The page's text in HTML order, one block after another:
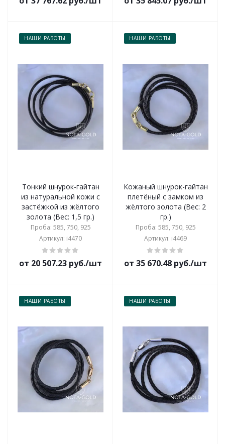
НАШИ РАБОТЫ
Тонкий шнурок-гайтан
из натуральной кожи с
застёжкой из жёлтого
золота (Вес: 1,5 гр.)
Проба: 585, 750, 925
Артикул: i4470
от 20 507.23 руб./шт
НАШИ РАБОТЫ
Кожаный шнурок-гайтан
плетёный с замком из
жёлтого золота (Вес: 2
гр.)
Проба: 585, 750, 925
Артикул: i4469
от 35 670.48 руб./шт
НАШИ РАБОТЫ НАШИ РАБОТЫ